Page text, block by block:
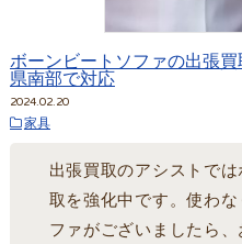
ボーンビートソファの出張
県南部で対応
2024.02.20
家具
出張買取のアシストで
取を強化中です。使わ
ファがございましたら